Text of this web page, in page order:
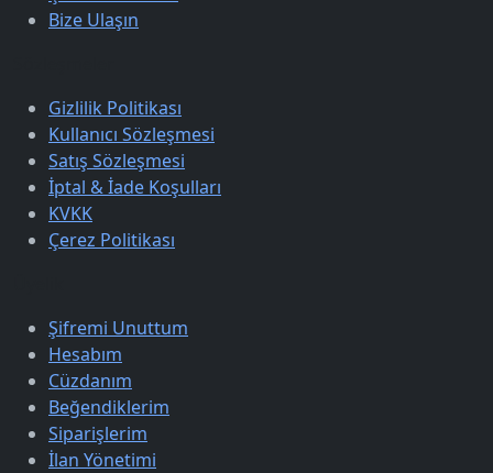
Bize Ulaşın
Gizlilik Politikası
Kullanıcı Sözleşmesi
Satış Sözleşmesi
İptal & İade Koşulları
KVKK
Çerez Politikası
Şifremi Unuttum
Hesabım
Cüzdanım
Beğendiklerim
Siparişlerim
İlan Yönetimi